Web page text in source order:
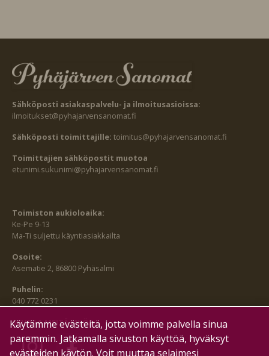
Sähköposti asiakaspalvelu- ja ilmoitusasioissa:
ilmoitukset@pyhajarvensanomat.fi
Sähköposti toimittajille: toimitus@pyhajarvensanomat.fi
Toimittajien sähköpostit muotoa
etunimi.sukunimi@pyhajarvensanomat.fi
Toimiston aukioloaika:
Ke-Pe 9-13
Ma-Ti suljettu käyntiasiakkailta
Osoite:
Asematie 2, 86800 Pyhäsalmi
Puhelin:
040 772 0231
SEURAA MEITÄ MYÖS:
Käytämme evästeitä, jotta voimme palvella sinua
paremmin. Jatkamalla sivuston käyttöä, hyväksyt
evästeiden käytön. Voit muuttaa selaimesi